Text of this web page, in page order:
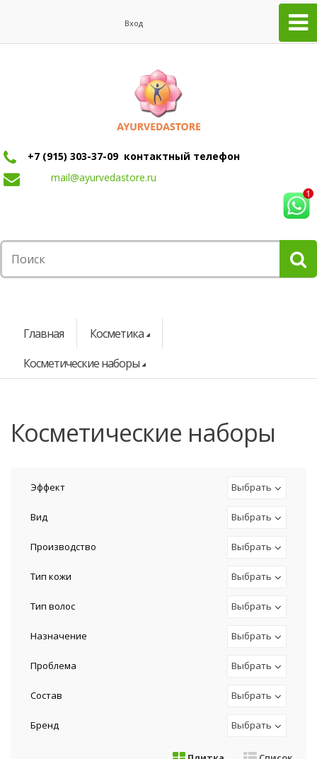
Вход
+7 (915) 303-37-09 контактный телефон
mail@ayurvedastore.ru
Главная
Косметика
Косметические наборы
Косметические наборы
Эффект Выбрать
Вид Выбрать
Производство Выбрать
Тип кожи Выбрать
Тип волос Выбрать
Назначение Выбрать
Проблема Выбрать
Состав Выбрать
Бренд Выбрать